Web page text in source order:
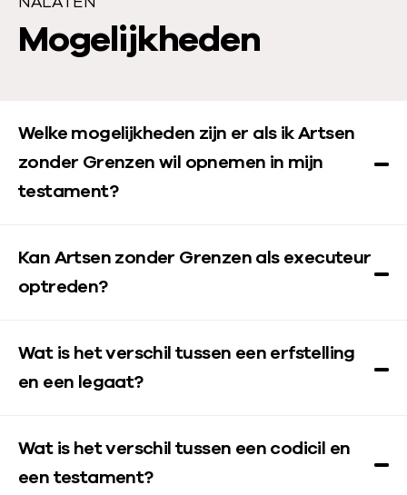
N
a
t
n
Mogelijkheden
Welke mogelijkheden zijn er als ik Artsen
zonder Grenzen wil opnemen in mijn
testament?
Kan Artsen zonder Grenzen als executeur
optreden?
Wat is het verschil tussen een erfstelling
en een legaat?
Wat is het verschil tussen een codicil en
een testament?